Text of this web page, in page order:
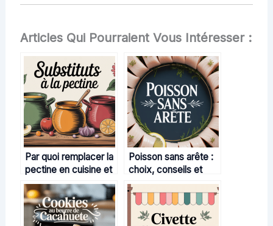
Articles Qui Pourraient Vous Intéresser :
Par quoi remplacer la
pectine en cuisine et
pâtisserie ?
Poisson sans arête :
choix, conseils et
astuces pour votre
table